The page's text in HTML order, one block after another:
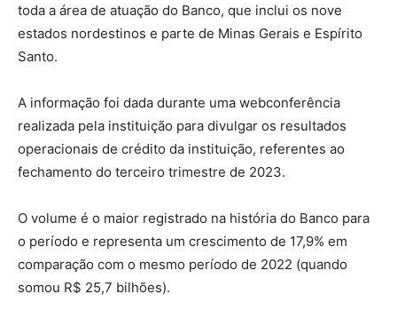
toda a área de atuação do Banco, que inclui os nove
estados nordestinos e parte de Minas Gerais e Espírito
Santo.
A informação foi dada durante uma webconferência
realizada pela instituição para divulgar os resultados
operacionais de crédito da instituição, referentes ao
fechamento do terceiro trimestre de 2023.
O volume é o maior registrado na história do Banco para
o período e representa um crescimento de 17,9% em
comparação com o mesmo período de 2022 (quando
somou R$ 25,7 bilhões).